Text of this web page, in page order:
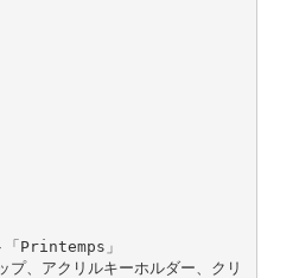
「Printemps」
プ、アクリルキーホルダー、クリ